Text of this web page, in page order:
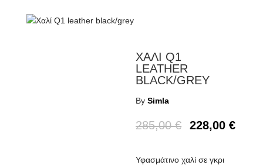
ΧΑΛΙ Q1
LEATHER
BLACK/GREY
BySimla
285,00€ 228,00€
Υφασμάτινο χαλί σε γκρι